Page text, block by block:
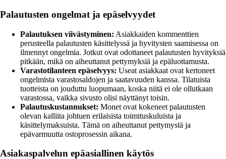
Palautusten ongelmat ja epäselvyydet
Palautuksen viivästyminen: Asiakkaiden kommenttien
perusteella palautusten käsittelyssä ja hyvitysten saamisessa on
ilmennyt ongelmia. Jotkut ovat odottaneet palautusten hyvityksiä
pitkään, mikä on aiheuttanut pettymyksiä ja epäluottamusta.
Varastotilanteen epäselvyys: Useat asiakkaat ovat kertoneet
ongelmista varastosaldojen ja saatavuuden kanssa. Tilatuista
tuotteista on jouduttu luopumaan, koska niitä ei ole ollutkaan
varastossa, vaikka sivusto olisi näyttänyt toisin.
Palautuskustannukset: Monet ovat kokeneet palautusten
olevan kalliita johtuen erilaisista toimituskuluista ja
käsittelymaksuista. Tämä on aiheuttanut pettymystä ja
epävarmuutta ostoprosessin aikana.
Asiakaspalvelun epäasiallinen käytös